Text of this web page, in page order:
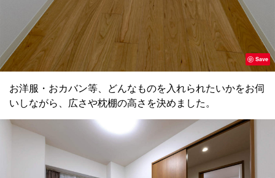
Save
お洋服・おカバン等、どんなものを入れられたいかをお伺
いしながら、広さや枕棚の高さを決めました。